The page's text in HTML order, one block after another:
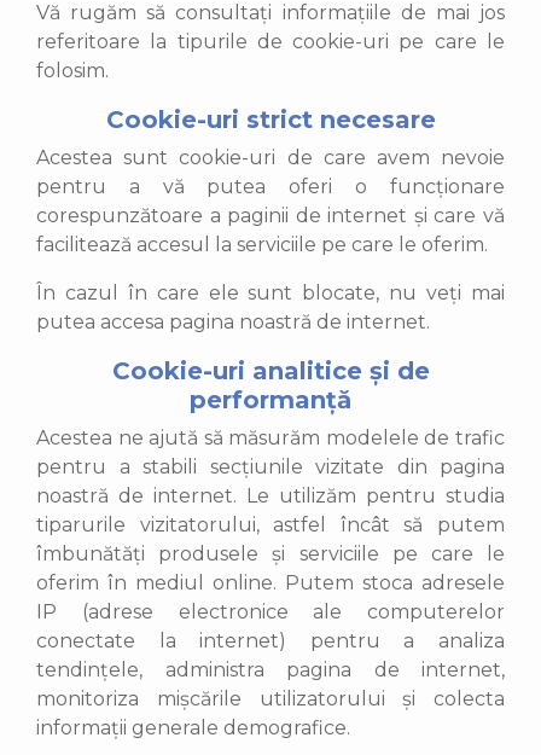
Vă rugăm să consultați informațiile de mai jos
referitoare la tipurile de cookie-uri pe care le
folosim.
Cookie-uri strict necesare
Acestea sunt cookie-uri de care avem nevoie
pentru a vă putea oferi o funcționare
corespunzătoare a paginii de internet și care vă
facilitează accesul la serviciile pe care le oferim.
În cazul în care ele sunt blocate, nu veți mai
putea accesa pagina noastră de internet.
Cookie-uri analitice și de
performanță
Acestea ne ajută să măsurăm modelele de trafic
pentru a stabili secțiunile vizitate din pagina
noastră de internet. Le utilizăm pentru studia
tiparurile vizitatorului, astfel încât să putem
îmbunătăți produsele și serviciile pe care le
oferim în mediul online. Putem stoca adresele
IP (adrese electronice ale computerelor
conectate la internet) pentru a analiza
tendințele, administra pagina de internet,
monitoriza mișcările utilizatorului și colecta
informații generale demografice.